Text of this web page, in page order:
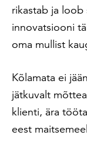
rikastab ja loob
innovatsiooni
oma mullist
Kõlamata ei
jätkuvalt
klienti, ära
eest